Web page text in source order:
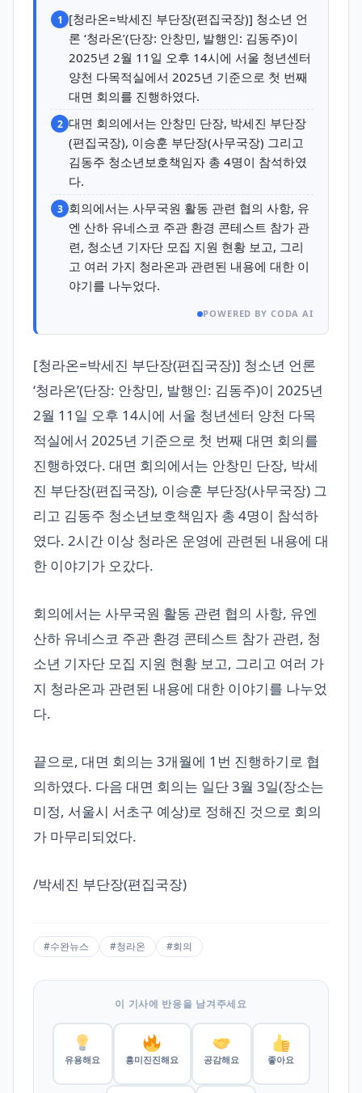
1 [청라온=박세진 부단장(편집국장)] 청소년 언
론 ‘청라온’(단장: 안창민, 발행인: 김동주)이
2025년 2월 11일 오후 14시에 서울 청년센터
양천 다목적실에서 2025년 기준으로 첫 번째
대면 회의를 진행하였다.
2 대면 회의에서는 안창민 단장, 박세진 부단장
(편집국장), 이승훈 부단장(사무국장) 그리고
김동주 청소년보호책임자 총 4명이 참석하였
다.
3 회의에서는 사무국원 활동 관련 협의 사항, 유
엔 산하 유네스코 주관 환경 콘테스트 참가 관
련, 청소년 기자단 모집 지원 현황 보고, 그리
고 여러 가지 청라온과 관련된 내용에 대한 이
야기를 나누었다.
POWERED BY CODA AI
[청라온=박세진 부단장(편집국장)] 청소년 언론
‘청라온’(단장: 안창민, 발행인: 김동주)이 2025년
2월 11일 오후 14시에 서울 청년센터 양천 다목
적실에서 2025년 기준으로 첫 번째 대면 회의를
진행하였다. 대면 회의에서는 안창민 단장, 박세
진 부단장(편집국장), 이승훈 부단장(사무국장) 그
리고 김동주 청소년보호책임자 총 4명이 참석하
였다. 2시간 이상 청라온 운영에 관련된 내용에 대
한 이야기가 오갔다.
회의에서는 사무국원 활동 관련 협의 사항, 유엔
산하 유네스코 주관 환경 콘테스트 참가 관련, 청
소년 기자단 모집 지원 현황 보고, 그리고 여러 가
지 청라온과 관련된 내용에 대한 이야기를 나누었
다.
끝으로, 대면 회의는 3개월에 1번 진행하기로 협
의하였다. 다음 대면 회의는 일단 3월 3일(장소는
미정, 서울시 서초구 예상)로 정해진 것으로 회의
가 마무리되었다.
/박세진 부단장(편집국장)
#수완뉴스 #청라온 #회의
이 기사에 반응을 남겨주세요
유용해요 흥미진진해요 공감해요 좋아요